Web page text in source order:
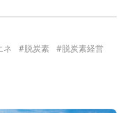
ネ #脱炭素 #脱炭素経営